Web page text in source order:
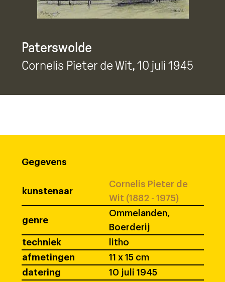
Paterswolde
Cornelis Pieter de Wit, 10 juli 1945
Gegevens
kunstenaar
Cornelis Pieter de
Wit (1882 - 1975)
genre
Ommelanden,
Boerderij
techniek
litho
afmetingen
11 x 15 cm
datering
10 juli 1945